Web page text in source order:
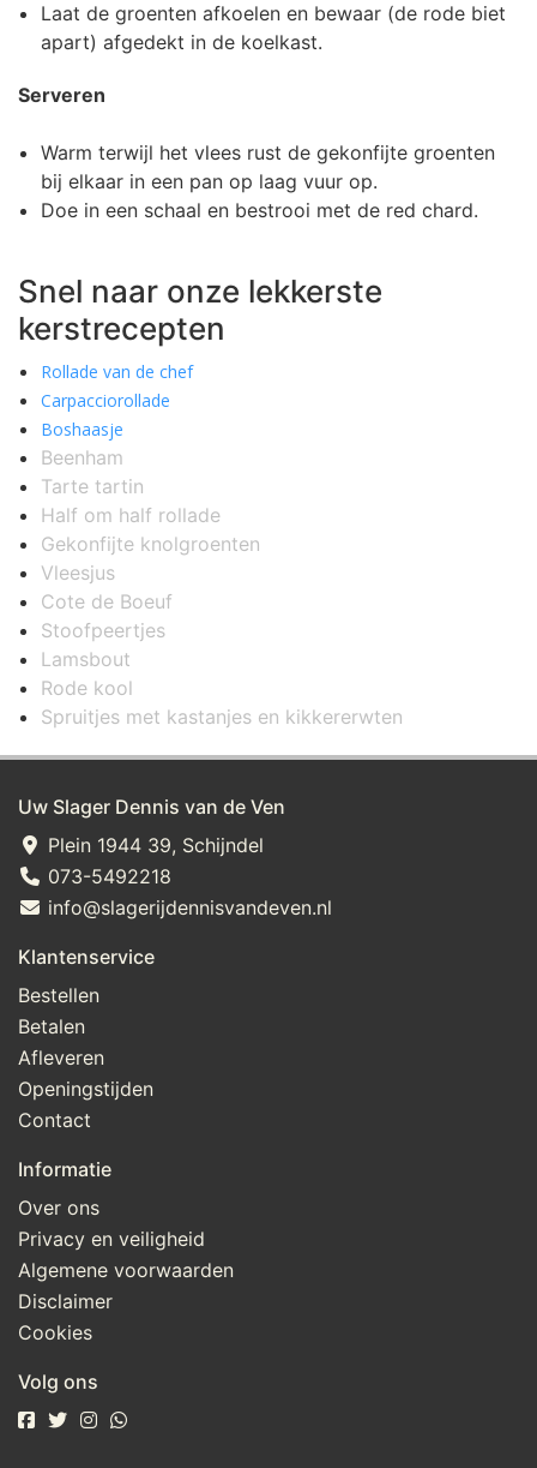
Laat de groenten afkoelen en bewaar (de rode biet
apart) afgedekt in de koelkast.
Serveren
Warm terwijl het vlees rust de gekonfijte groenten
bij elkaar in een pan op laag vuur op.
Doe in een schaal en bestrooi met de red chard.
Snel naar onze lekkerste
kerstrecepten
Rollade van de chef
Carpacciorollade
Boshaasje
Beenham
Tarte tartin
Half om half rollade
Gekonfijte knolgroenten
Vleesjus
Cote de Boeuf
Stoofpeertjes
Lamsbout
Rode kool
Spruitjes met kastanjes en kikkererwten
Uw Slager Dennis van de Ven
Plein 1944 39, Schijndel
073-5492218
info@slagerijdennisvandeven.nl
Klantenservice
Bestellen
Betalen
Afleveren
Openingstijden
Contact
Informatie
Over ons
Privacy en veiligheid
Algemene voorwaarden
Disclaimer
Cookies
Volg ons